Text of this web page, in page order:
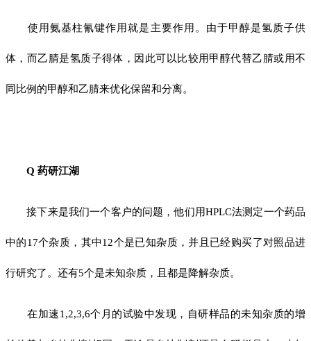
使用氨基柱氰键作用就是主要作用。由于甲醇是氢质子供
体，而乙腈是氢质子得体，因此可以比较用甲醇代替乙腈或用不
同比例的甲醇和乙腈来优化保留和分离。
Q 药研江湖
接下来是我们一个客户的问题，他们用HPLC法测定一个药品
中的17个杂质，其中12个是已知杂质，并且已经购买了对照品进
行研究了。还有5个是未知杂质，且都是降解杂质。
在加速1,2,3,6个月的试验中发现，自研样品的未知杂质的增